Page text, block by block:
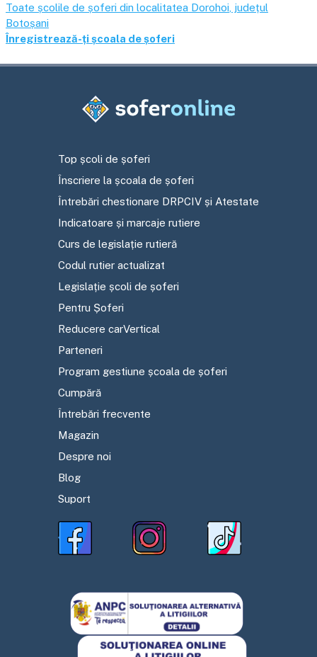
Toate școlile de șoferi din localitatea Dorohoi , județul
Botoșani
Înregistrează-ți școala de șoferi
Top școli de șoferi
Înscriere la școala de șoferi
Întrebări chestionare DRPCIV și Atestate
Indicatoare și marcaje rutiere
Curs de legislație rutieră
Codul rutier actualizat
Legislație școli de șoferi
Pentru Șoferi
Reducere carVertical
Parteneri
Program gestiune școala de șoferi
Cumpără
Întrebări frecvente
Magazin
Despre noi
Blog
Suport